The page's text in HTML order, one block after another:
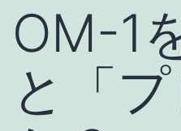
OM-1
と「